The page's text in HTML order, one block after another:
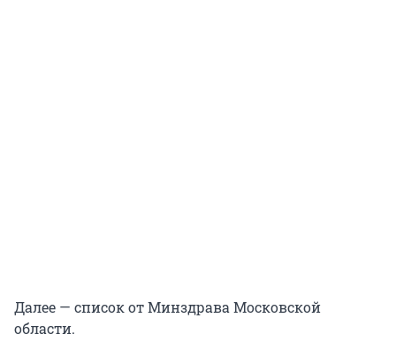
Далее — список от Минздрава Московской
области.